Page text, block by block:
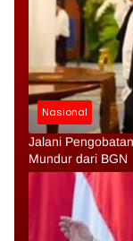
Nasional
Jalani
Mundur dari BGN